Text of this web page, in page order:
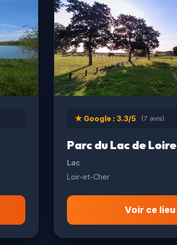
★ Google : 3.3/5 (7 avis)
Parc du Lac de Loire
Lac
Loir-et-Cher
Voir ce lieu